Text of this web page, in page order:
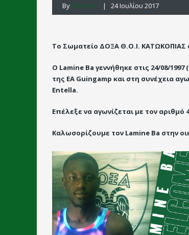
By DOXA FC | 24 Ιουλίου 2017
Το Σωματείο ΔΟΞΑ Θ.Ο.Ι. ΚΑΤΩΚΟΠΙΑΣ
Ο Lamine Ba γεννήθηκε στις 24/08/
της EA Guingamp και στη συνέχεια
Entella.
Επέλεξε να αγωνίζεται με τον αριθμό
Καλωσορίζουμε τον Lamine Ba στην